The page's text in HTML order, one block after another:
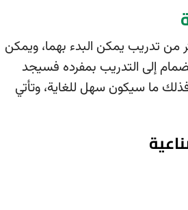
من تدريب يمكن البدء بهما، ويمكن
إلى التدريب بمفرده فسيجد
ما سيكون سهل للغاية، وتأتي